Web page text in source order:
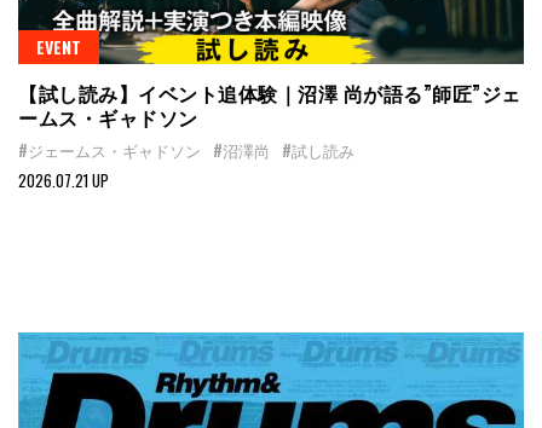
EVENT
【試し読み】イベント追体験｜沼澤 尚が語る”師匠”ジェ
ームス・ギャドソン
#ジェームス・ギャドソン #沼澤尚
#試し読み
2026.07.21 UP